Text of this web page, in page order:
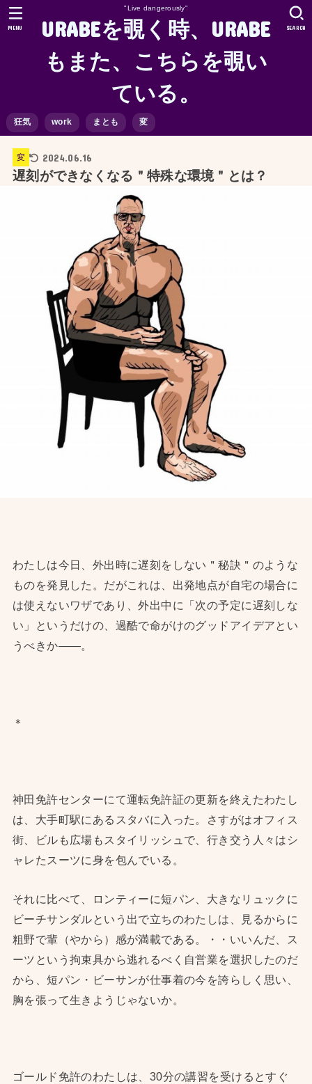
"Live dangerously"
URABEを覗く時、URABE
もまた、こちらを覗い
ている。
狂気 work まとも 変
SEARCH
MENU
変 2024.06.16
遅刻ができなくなる＂特殊な環境＂とは？
わたしは今日、外出時に遅刻をしない＂秘訣＂のような
ものを発見した。だがこれは、出発地点が自宅の場合に
は使えないワザであり、外出中に「次の予定に遅刻しな
い」というだけの、過酷で命がけのグッドアイデアとい
うべきか——。
＊
神田免許センターにて運転免許証の更新を終えたわたし
は、大手町駅にあるスタバに入った。さすがはオフィス
街、ビルも広場もスタイリッシュで、行き交う人々はシ
ャレたスーツに身を包んでいる。
それに比べて、ロンティーに短パン、大きなリュックに
ビーチサンダルという出で立ちのわたしは、見るからに
粗野で輩（やから）感が満載である。・・いいんだ、ス
ーツという拘束具から逃れるべく自営業を選択したのだ
から、短パン・ビーサンが仕事着の今を誇らしく思い、
胸を張って生きようじゃないか。
ゴールド免許のわたしは、30分の講習を受けるとすぐ